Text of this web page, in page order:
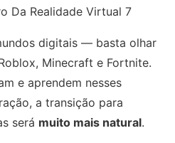
Da Realidade Virtual 7
digitais — basta olhar
Minecraft e Fortnite.
e aprendem nesses
a transição para
será muito mais natural.